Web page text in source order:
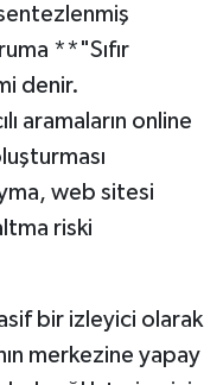
**"Sıfır
denir.
aramaların online
web sitesi
riski
bir izleyici olarak
merkezine yapay